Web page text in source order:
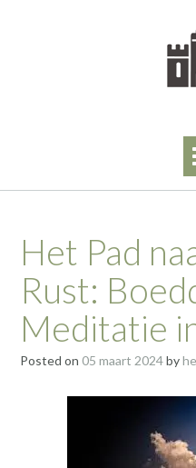
Het Pad
Rust:
Meditatie
Posted on 05 maart 2024by